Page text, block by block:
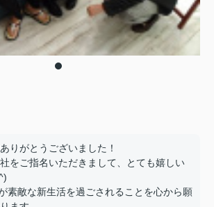
りがとうございました！
をご指名いただきまして、とても嬉しい
素敵な新生活を過ごされることを心から願